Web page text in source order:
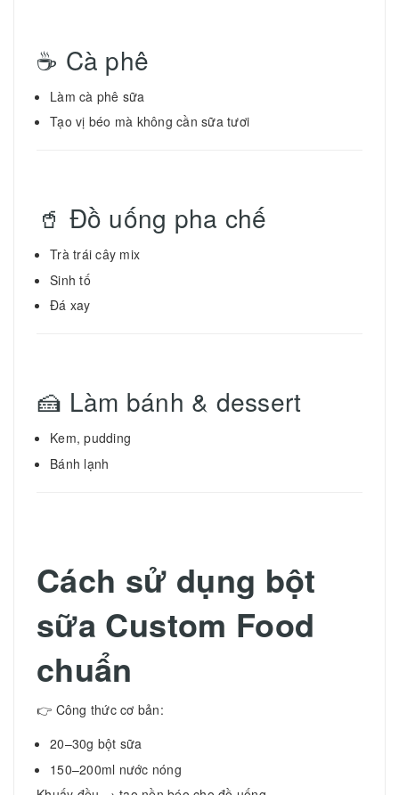
☕ Cà phê
Làm cà phê sữa
Tạo vị béo mà không cần sữa tươi
🥤 Đồ uống pha chế
Trà trái cây mix
Sinh tố
Đá xay
🍰 Làm bánh & dessert
Kem, pudding
Bánh lạnh
Cách sử dụng bột
sữa Custom Food
chuẩn
👉 Công thức cơ bản:
20–30g bột sữa
150–200ml nước nóng